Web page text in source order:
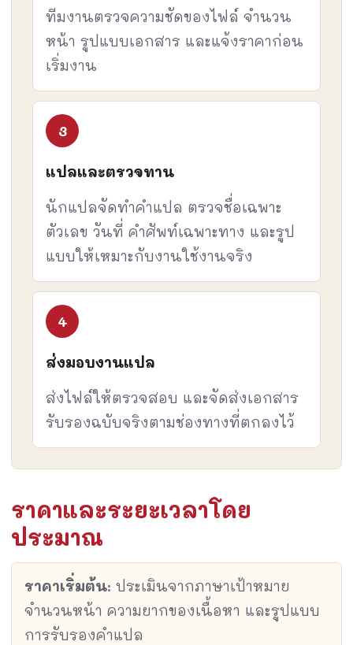
ทีมงานตรวจความชัดของไฟล์ จำนวน
หน้า รูปแบบเอกสาร และแจ้งราคาก่อน
เริ่มงาน
แปลและตรวจทาน
นักแปลจัดทำคำแปล ตรวจชื่อเฉพาะ
ตัวเลข วันที่ คำศัพท์เฉพาะทาง และรูป
แบบให้เหมาะกับงานใช้งานจริง
ส่งมอบงานแปล
ส่งไฟล์ให้ตรวจสอบ และจัดส่งเอกสาร
รับรองฉบับจริงตามช่องทางที่ตกลงไว้
ราคาและระยะเวลาโดย
ประมาณ
ราคาเริ่มต้น: ประเมินจากภาษาเป้าหมาย
จำนวนหน้า ความยากของเนื้อหา และรูปแบบ
การรับรองคำแปล